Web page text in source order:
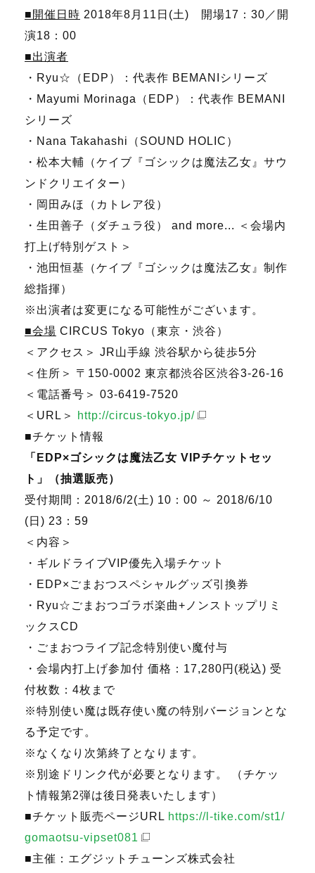
■開催日時 2018年8月11日(土) 開場17：30／開
演18：00
■出演者
・Ryu☆（EDP）：代表作 BEMANIシリーズ
・Mayumi Morinaga（EDP）：代表作 BEMANI
シリーズ
・Nana Takahashi（SOUND HOLIC）
・松本大輔（ケイブ『ゴシックは魔法乙女』サウ
ンドクリエイター）
・岡田みほ（カトレア役）
・生田善子（ダチュラ役） and more... ＜会場内
打上げ特別ゲスト＞
・池田恒基（ケイブ『ゴシックは魔法乙女』制作
総指揮）
※出演者は変更になる可能性がございます。
■会場 CIRCUS Tokyo（東京・渋谷）
＜アクセス＞ JR山手線 渋谷駅から徒歩5分
＜住所＞ 〒150-0002 東京都渋谷区渋谷3-26-16
＜電話番号＞ 03-6419-7520
＜URL＞
http://circus-tokyo.jp/
■チケット情報
「EDP×ゴシックは魔法乙女 VIPチケットセッ
ト」（抽選販売）
受付期間：2018/6/2(土) 10：00 ～ 2018/6/10
(日) 23：59
＜内容＞
・ギルドライブVIP優先入場チケット
・EDP×ごまおつスペシャルグッズ引換券
・Ryu☆ごまおつゴラボ楽曲+ノンストップリミ
ックスCD
・ごまおつライブ記念特別使い魔付与
・会場内打上げ参加付 価格：17,280円(税込) 受
付枚数：4枚まで
※特別使い魔は既存使い魔の特別バージョンとな
る予定です。
※なくなり次第終了となります。
※別途ドリンク代が必要となります。 （チケッ
ト情報第2弾は後日発表いたします）
■チケット販売ページURL https://l-tike.com/st1/
gomaotsu-vipset081
■主催：エグジットチューンズ株式会社